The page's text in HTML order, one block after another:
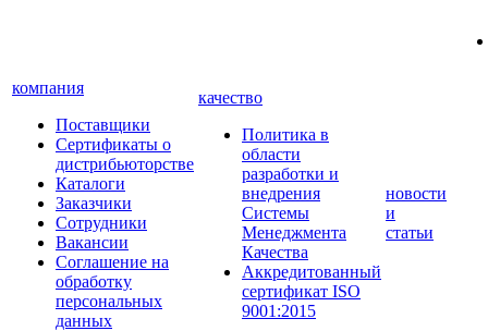
компания
Поставщики
Сертификаты о
дистрибьюторстве
Каталоги
Заказчики
Сотрудники
Вакансии
Соглашение на
обработку
персональных
данных
качество
Политика в
области
разработки и
внедрения
Системы
Менеджмента
Качества
Аккредитованный
сертификат ISO
9001:2015
новости
и
статьи